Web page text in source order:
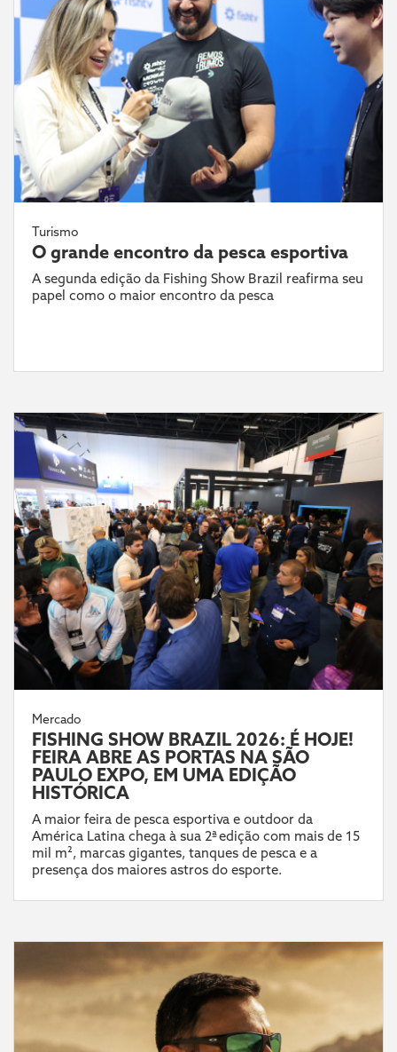
Turismo
O grande encontro da pesca esportiva
A segunda edição da Fishing Show Brazil reafirma seu
papel como o maior encontro da pesca
Mercado
FISHING SHOW BRAZIL 2026: É HOJE!
FEIRA ABRE AS PORTAS NA SÃO
PAULO EXPO, EM UMA EDIÇÃO
HISTÓRICA
A maior feira de pesca esportiva e outdoor da
América Latina chega à sua 2ª edição com mais de 15
mil m², marcas gigantes, tanques de pesca e a
presença dos maiores astros do esporte.